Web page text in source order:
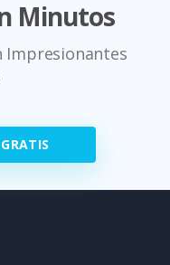
Minutos
Impresionantes